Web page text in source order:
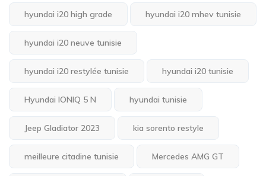
hyundai i20 high grade hyundai i20 mhev tunisie
hyundai i20 neuve tunisie
hyundai i20 restylée tunisie hyundai i20 tunisie
Hyundai IONIQ 5 N hyundai tunisie
Jeep Gladiator 2023 kia sorento restyle
meilleure citadine tunisie Mercedes AMG GT